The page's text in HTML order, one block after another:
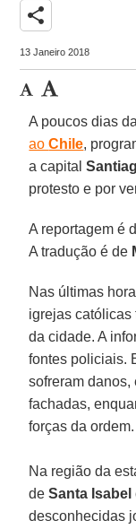
share
13 Janeiro 2018
A poucos dias
aoChile,
a capital
protesto e por
A reportagem é
A tradução é de
Nas últimas
igrejas católicas
da cidade. A
fontes policiais.
sofreram
fachadas,
forças da ordem.
Na região da
deSanta
desconhecidas